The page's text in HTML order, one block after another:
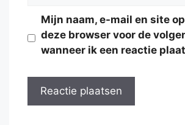
Mijn naam, e-mail en site
deze browser voor de
wanneer ik een reactie